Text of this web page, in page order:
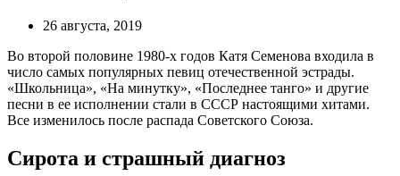
26 августа, 2019
Во второй половине 1980-х годов Катя Семенова входила в
число самых популярных певиц отечественной эстрады.
«Школьница», «На минутку», «Последнее танго» и другие
песни в ее исполнении стали в СССР настоящими хитами.
Все изменилось после распада Советского Союза.
Сирота и страшный диагноз